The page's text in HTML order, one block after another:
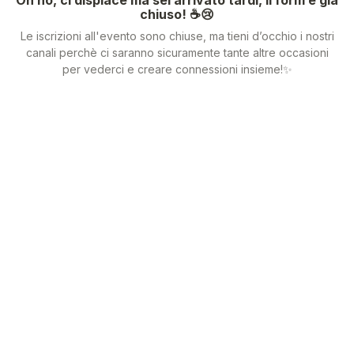
chiuso! ☕️😢
Le iscrizioni all'evento sono chiuse, ma tieni d’occhio i nostri
canali perchè ci saranno sicuramente tante altre occasioni
per vederci e creare connessioni insieme!✨